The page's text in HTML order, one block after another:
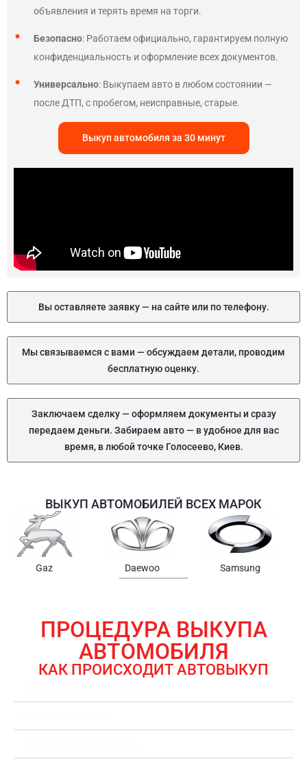
объявления и терять время на торги.
Безопасно: Работаем официально, гарантируем полную
конфиденциальность и оформление всех документов.
Универсально: Выкупаем авто в любом состоянии —
после ДТП, с пробегом, неисправные, старые.
Выкуп автомобиля за 30 минут
Вы оставляете заявку — на сайте или по телефону.
Мы связываемся с вами — обсуждаем детали, проводим
бесплатную оценку.
Заключаем сделку — оформляем документы и сразу
передаем деньги. Забираем авто — в удобное для вас
время, в любой точке Голосеево, Киев.
ВЫКУП АВТОМОБИЛЕЙ ВСЕХ МАРОК
Samsung Chrysler Gmc
ПРОЦЕДУРА ВЫКУПА
АВТОМОБИЛЯ
КАК ПРОИСХОДИТ АВТОВЫКУП